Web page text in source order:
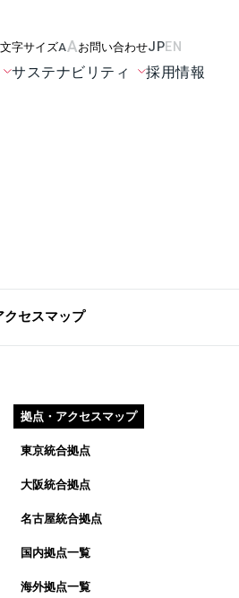
文字サイズAAお問い合わせJPEN
サステナビリティ 採用情報
クセスマップ
拠点・アクセスマップ
東京統合拠点
大阪統合拠点
名古屋統合拠点
国内拠点一覧
海外拠点一覧